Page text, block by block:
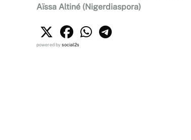
Aïssa Altiné (Nigerdiaspora)
powered bysocial2s